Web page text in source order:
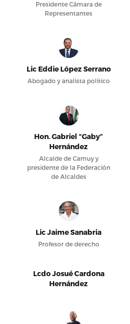
Presidente Cámara de
Representantes
Lic Eddie López Serrano
Abogado y analista político
Hon. Gabriel “Gaby”
Hernández
Alcalde de Camuy y
presidente de la Federación
de Alcaldes
Lic Jaime Sanabria
Profesor de derecho
Lcdo Josué Cardona
Hernández